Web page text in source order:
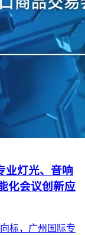
业灯光、音响
化会议创新应
标，广州国际专